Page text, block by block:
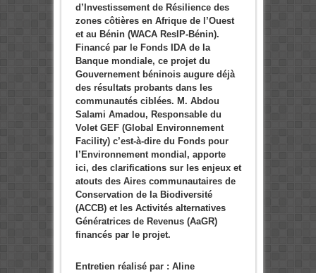
d’Investissement de Résilience des
zones côtières en Afrique de l’Ouest
et au Bénin (WACA ResIP-Bénin).
Financé par le Fonds IDA de la
Banque mondiale, ce projet du
Gouvernement béninois augure déjà
des résultats probants dans les
communautés ciblées. M. Abdou
Salami Amadou, Responsable du
Volet GEF (Global Environnement
Facility) c’est-à-dire du Fonds pour
l’Environnement mondial, apporte
ici, des clarifications sur les enjeux et
atouts des Aires communautaires de
Conservation de la Biodiversité
(ACCB) et les Activités alternatives
Génératrices de Revenus (AaGR)
financés par le projet.
Entretien réalisé par : Aline